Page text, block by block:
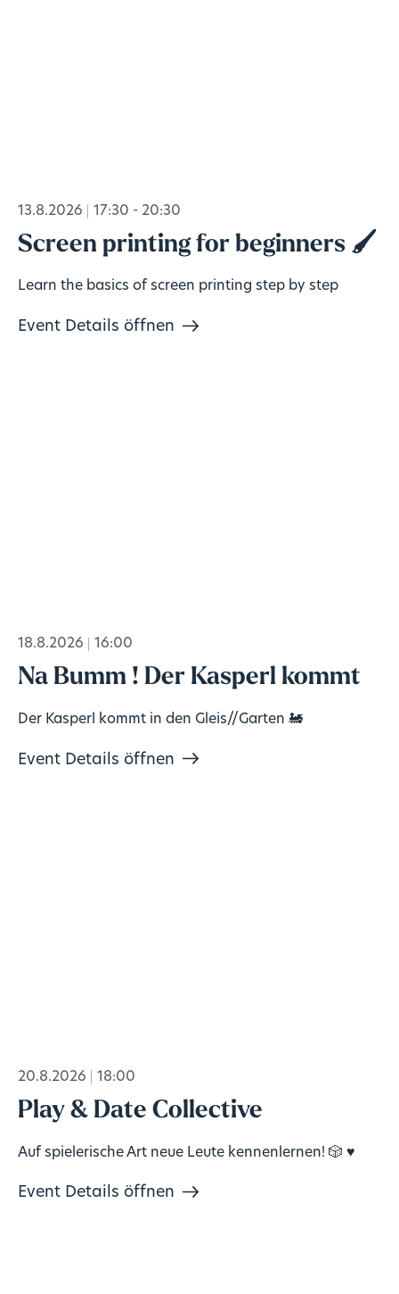
13.8.2026 17:30 - 20:30
Screen printing for beginners 🖌️
Learn the basics of screen printing step by step
Event Details öffnen
18.8.2026 16:00
Na Bumm ! Der Kasperl kommt
Der Kasperl kommt in den Gleis//Garten 🚂
Event Details öffnen
20.8.2026 18:00
Play & Date Collective
Auf spielerische Art neue Leute kennenlernen! 🎲 ♥️
Event Details öffnen